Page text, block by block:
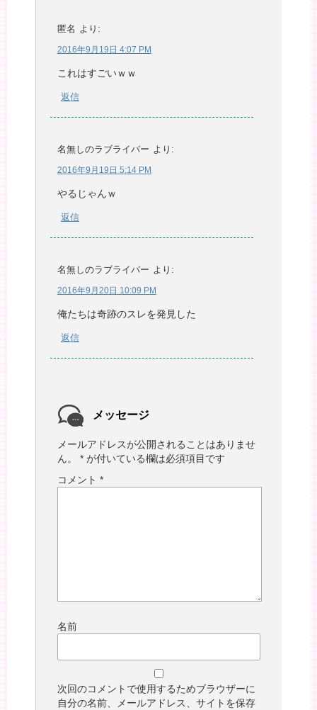
匿名 より:
2016年9月19日 4:07 PM
これはすごいｗｗ
返信
名無しのラブライバー より:
2016年9月19日 5:14 PM
やるじゃんｗ
返信
名無しのラブライバー より:
2016年9月20日 10:09 PM
俺たちは奇跡のスレを発見した
返信
メッセージ
メールアドレスが公開されることはありませ
ん。
* が付いている欄は必須項目です
コメント *
名前
次回のコメントで使用するためブラウザーに
自分の名前、メールアドレス、サイトを保存